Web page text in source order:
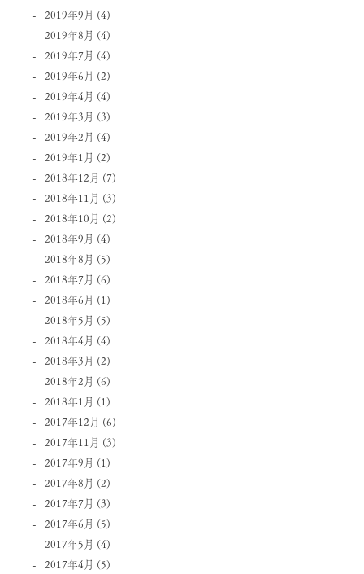
2019年9月 (4)
2019年8月 (4)
2019年7月 (4)
2019年6月 (2)
2019年4月 (4)
2019年3月 (3)
2019年2月 (4)
2019年1月 (2)
2018年12月 (7)
2018年11月 (3)
2018年10月 (2)
2018年9月 (4)
2018年8月 (5)
2018年7月 (6)
2018年6月 (1)
2018年5月 (5)
2018年4月 (4)
2018年3月 (2)
2018年2月 (6)
2018年1月 (1)
2017年12月 (6)
2017年11月 (3)
2017年9月 (1)
2017年8月 (2)
2017年7月 (3)
2017年6月 (5)
2017年5月 (4)
2017年4月 (5)